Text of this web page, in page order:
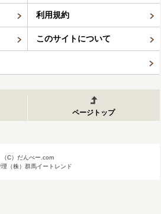
利用規約
このサイトについて
ページトップ
（C）だんべー.com
（株）群馬イートレンド